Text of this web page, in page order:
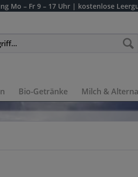
Mo – Fr 9 – 17 Uhr | kostenlose
Bio-Getränke Milch &